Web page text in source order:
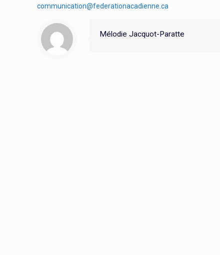
communication@federationacadienne.ca
Mélodie Jacquot-Paratte